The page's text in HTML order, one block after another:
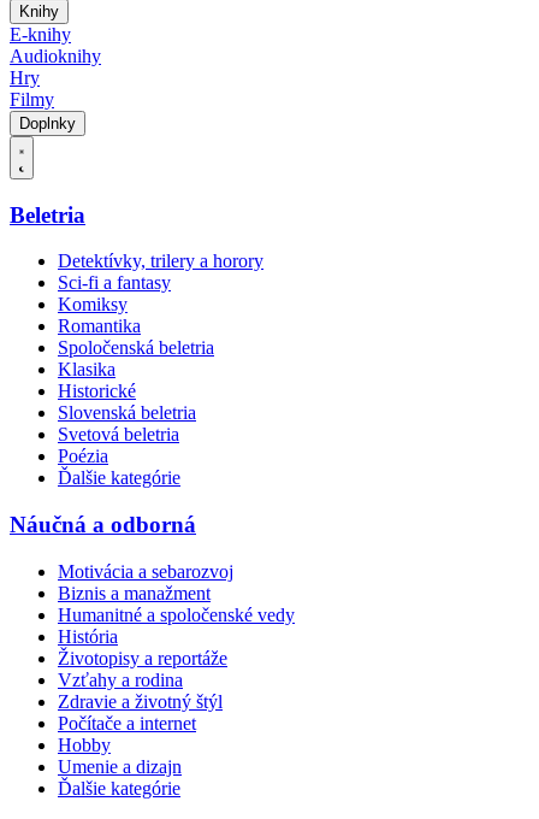
Knihy
E-knihy
Audioknihy
Hry
Filmy
Doplnky
Beletria
Detektívky, trilery a horory
Sci-fi a fantasy
Komiksy
Romantika
Spoločenská beletria
Klasika
Historické
Slovenská beletria
Svetová beletria
Poézia
Ďalšie kategórie
Náučná a odborná
Motivácia a sebarozvoj
Biznis a manažment
Humanitné a spoločenské vedy
História
Životopisy a reportáže
Vzťahy a rodina
Zdravie a životný štýl
Počítače a internet
Hobby
Umenie a dizajn
Ďalšie kategórie